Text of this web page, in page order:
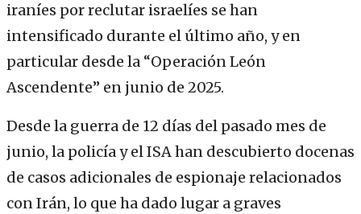
iraníes por reclutar israelíes se han
intensificado durante el último año, y en
particular desde la “Operación León
Ascendente” en junio de 2025.
Desde la guerra de 12 días del pasado mes de
junio, la policía y el ISA han descubierto docenas
de casos adicionales de espionaje relacionados
con Irán, lo que ha dado lugar a graves